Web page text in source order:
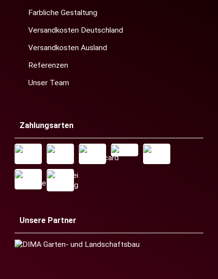
Farbliche Gestaltung
Versandkosten Deutschland
Versandkosten Ausland
Referenzen
Unser Team
Zahlungsarten
Unsere Partner